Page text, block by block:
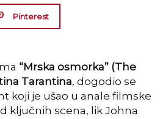
Pinterest
“Mrska osmorka” (The
Tarantina, dogodio se
koji je ušao u anale filmske
ključnih scena, lik Johna